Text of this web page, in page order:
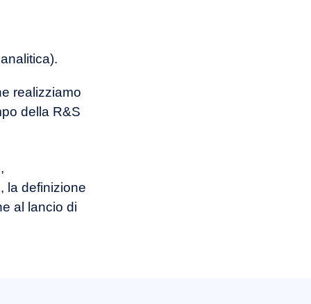
realizziamo
della R&S
la definizione
al lancio di